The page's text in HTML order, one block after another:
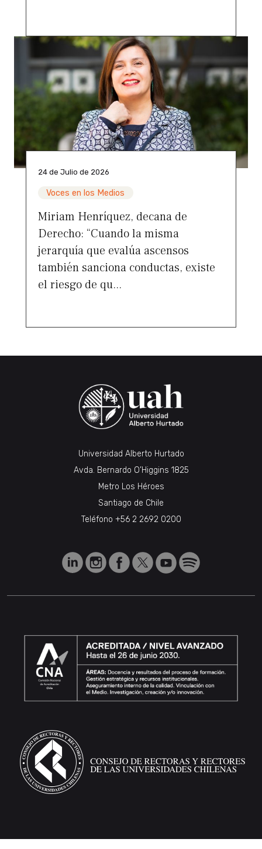
24 de Julio de 2026
Voces en los Medios
Miriam Henríquez, decana de
Derecho: “Cuando la misma
jerarquía que evalúa ascensos
también sanciona conductas, existe
el riesgo de qu...
Universidad Alberto Hurtado
Avda. Bernardo O’Higgins 1825
Metro Los Héroes
Santiago de Chile
Teléfono +56 2 2692 0200